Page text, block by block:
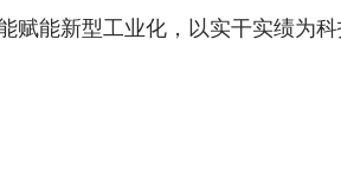
赋能新型工业化，以实干实绩为